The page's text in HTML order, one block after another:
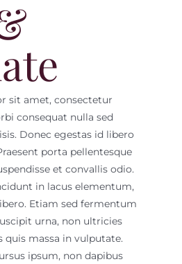
sit amet, consectetur
consequat nulla sed
Donec egestas id libero
porta pellentesque
et convallis odio.
in lacus elementum,
Etiam sed fermentum
urna, non ultricies
quis massa in vulputate.
ipsum, non dapibus